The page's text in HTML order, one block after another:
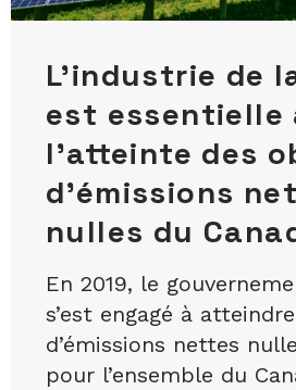
L’industrie de
est essentielle
l’atteinte des
d’émissions
nulles du
En 2019, le
s’est engagé à
d’émissions nettes
pour l’ensemble du